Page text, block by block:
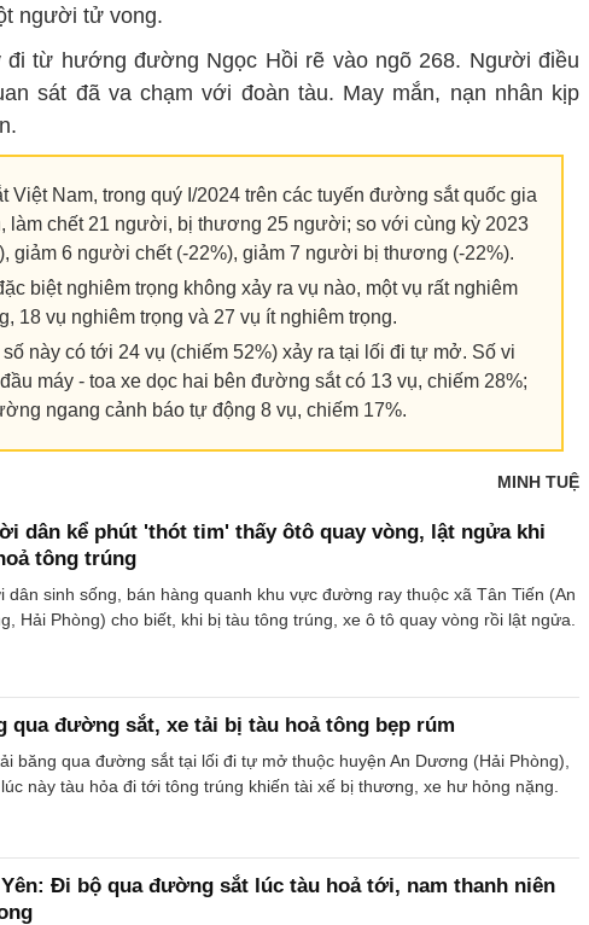
người tử vong.
đi từ hướng đường Ngọc Hồi rẽ vào ngõ 268. Người điều
sát đã va chạm với đoàn tàu. May mắn, nạn nhân kịp
Nam, trong quý I/2024 trên các tuyến đường sắt quốc gia
làm chết 21 người, bị thương 25 người; so với cùng kỳ 2023
giảm 6 người chết (-22%), giảm 7 người bị thương (-22%).
biệt nghiêm trọng không xảy ra vụ nào, một vụ rất nghiêm
18 vụ nghiêm trọng và 27 vụ ít nghiêm trọng.
này có tới 24 vụ (chiếm 52%) xảy ra tại lối đi tự mở. Số vi
máy - toa xe dọc hai bên đường sắt có 13 vụ, chiếm 28%;
ngang cảnh báo tự động 8 vụ, chiếm 17%.
MINH TUỆ
dân kể phút 'thót tim' thấy ôtô quay vòng, lật ngửa khi
tông trúng
dân sinh sống, bán hàng quanh khu vực đường ray thuộc xã Tân Tiến (An
Hải Phòng) cho biết, khi bị tàu tông trúng, xe ô tô quay vòng rồi lật ngửa.
qua đường sắt, xe tải bị tàu hoả tông bẹp rúm
băng qua đường sắt tại lối đi tự mở thuộc huyện An Dương (Hải Phòng),
này tàu hỏa đi tới tông trúng khiến tài xế bị thương, xe hư hỏng nặng.
Đi bộ qua đường sắt lúc tàu hoả tới, nam thanh niên